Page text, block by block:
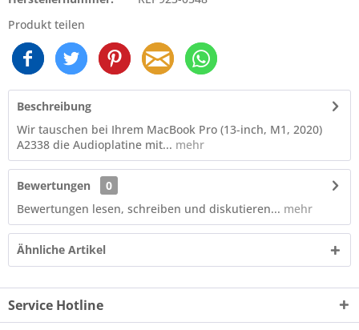
Produkt teilen
Beschreibung
Wir tauschen bei Ihrem MacBook Pro (13-inch, M1, 2020)
A2338 die Audioplatine mit... mehr
Bewertungen
0
Bewertungen lesen, schreiben und diskutieren... mehr
Ähnliche Artikel
Service Hotline